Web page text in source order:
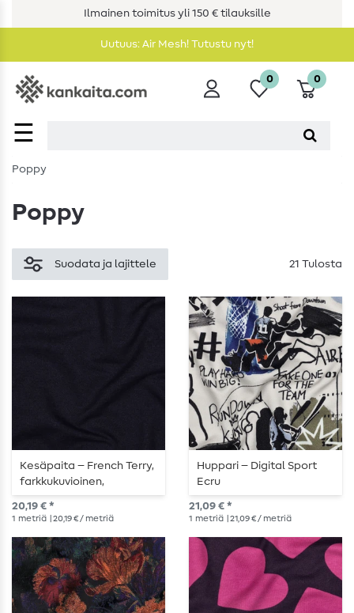
Ilmainen toimitus yli 150 € tilauksille
Uutuus: Air Mesh! Tutustu nyt!
☰
0 0
Poppy
Poppy
Suodata ja lajittele 21 Tulosta
Kesäpaita – French Terry,
farkkukuvioinen,
indigonsininen
20,19 € *
1 metriä | 20,19 € / metriä
Huppari – Digital Sport
Ecru
21,09 € *
1 metriä | 21,09 € / metriä